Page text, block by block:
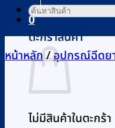
0
ตะกร้าสินค้า
ไม่มีสินค้าในตะกร้า
ค้นหา:
หน้าหลัก/อุปกรณ์ฉีดยา